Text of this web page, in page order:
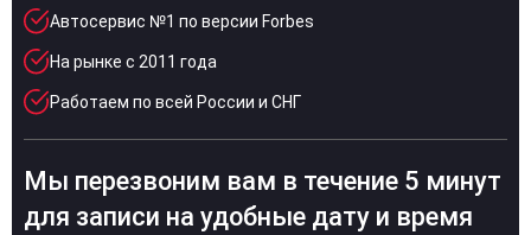
Автосервис №1 по версии Forbes
На рынке с 2011 года
Работаем по всей России и СНГ
Мы перезвоним вам в течение 5 минут
для записи на удобные дату и время